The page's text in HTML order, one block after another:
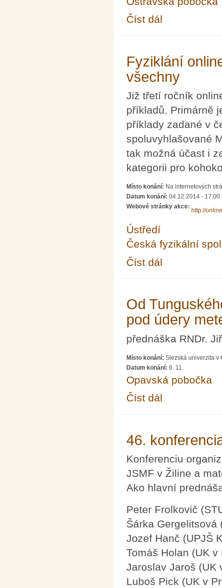
Číst dál
Fyziklání
všechny
Již třetí ročník
příkladů. Primárně
příklady zadané v
spoluvyhlašované
tak možná účast i
kategorii pro
Místo konání: Na internetových
Datum konání: 04.12.2014 - 17:00
Webové stránky akce:
http://
Ústředí
Česká fyzikální
Číst dál
Od
pod údery
přednáška RNDr.
Místo konání: Slezská univerzita v
Datum konání: 6. 11.
Opavská pobočka
Číst dál
46.
Konferenciu
JSMF v Žiline a
Ako hlavní
Peter Frolkovič
Šárka Gergelitsová
Jozef Hanč (UPJŠ
Tomáš Holan (UK v
Jaroslav Jaroš (UK
Luboš Pick (UK v